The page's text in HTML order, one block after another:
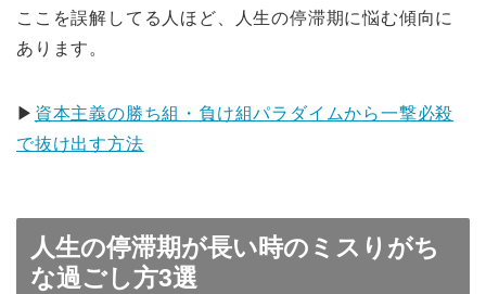
ここを誤解してる人ほど、人生の停滞期に悩む傾向に
あります。
▶︎ 資本主義の勝ち組・負け組パラダイムから一撃必殺
で抜け出す方法
人生の停滞期が長い時のミスりがち
な過ごし方3選